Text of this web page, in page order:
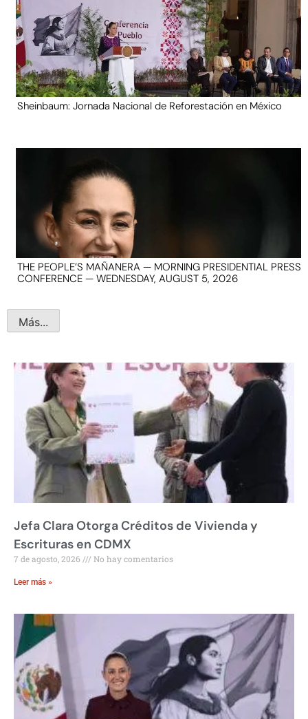
Sheinbaum: Jornada Nacional de Reforestación en México
THE PEOPLE’S MAÑANERA — MORNING PRESIDENTIAL PRESS
CONFERENCE — WEDNESDAY, AUGUST 5, 2026
Más...
Jefa Clara Otorga Créditos de Vivienda y
Escrituras en CDMX
7 de agosto, 2026 No hay comentarios
Leer más »